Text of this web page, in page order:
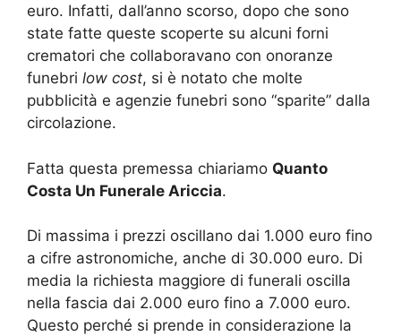
euro. Infatti, dall’anno scorso, dopo che sono
state fatte queste scoperte su alcuni forni
crematori che collaboravano con onoranze
funebri low cost, si è notato che molte
pubblicità e agenzie funebri sono “sparite” dalla
circolazione.
Fatta questa premessa chiariamo Quanto
Costa Un Funerale Ariccia.
Di massima i prezzi oscillano dai 1.000 euro fino
a cifre astronomiche, anche di 30.000 euro. Di
media la richiesta maggiore di funerali oscilla
nella fascia dai 2.000 euro fino a 7.000 euro.
Questo perché si prende in considerazione la